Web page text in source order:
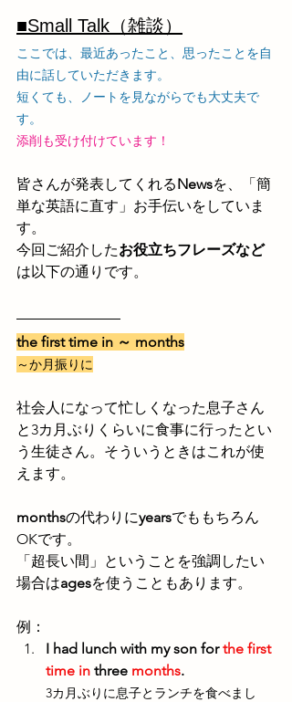
■Small Talk（雑談）
ここでは、最近あったこと、思ったことを自
由に話していただきます。
短くても、ノートを見ながらでも大丈夫で
す。
添削も受け付けています！
皆さんが発表してくれるNewsを、「簡
単な英語に直す」お手伝いをしていま
す。
今回ご紹介したお役立ちフレーズなど
は以下の通りです。
the first time in ～ months
～か月振りに
社会人になって忙しくなった息子さん
と3カ月ぶりくらいに食事に行ったとい
う生徒さん。そういうときはこれが使
えます。
monthsの代わりにyearsでももちろん
OKです。
「超長い間」ということを強調したい
場合はagesを使うこともあります。
例：
I had lunch with my son for the first
time in three months.
3カ月ぶりに息子とランチを食べまし